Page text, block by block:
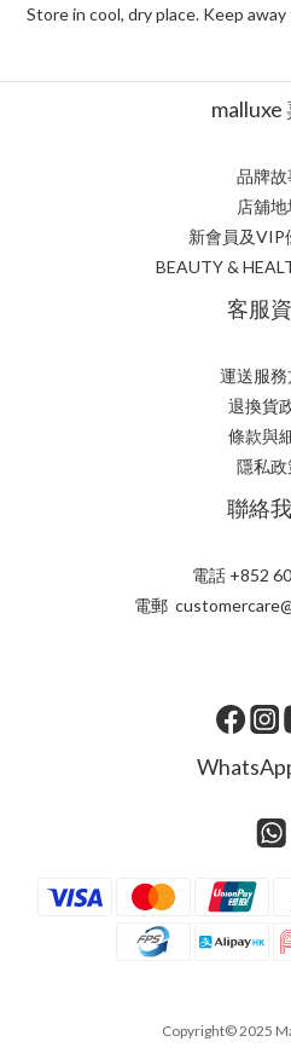
Store in cool, dry place. Keep
malluxe
品牌故
店舖地
新會員及VIP
BEAUTY &
客服
運送服
退換貨
條款與
隱私政
聯絡
電話 +852
電郵
Copyright© 2025